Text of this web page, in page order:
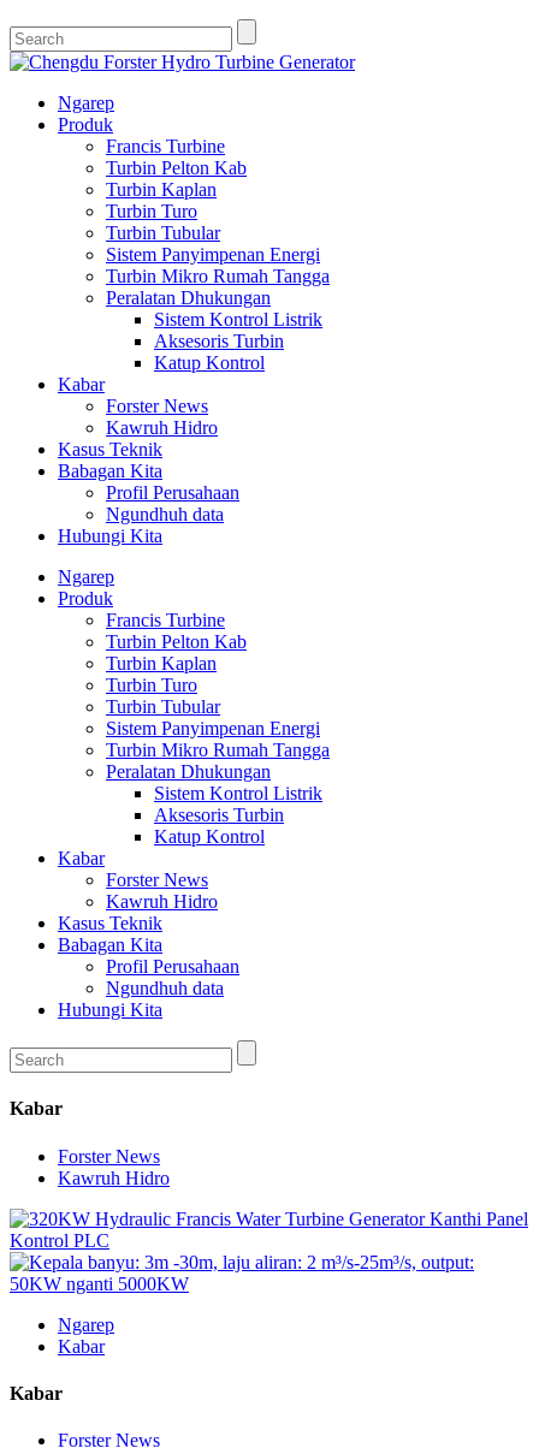
Ngarep
Produk
Francis Turbine
Turbin Pelton Kab
Turbin Kaplan
Turbin Turo
Turbin Tubular
Sistem Panyimpenan Energi
Turbin Mikro Rumah Tangga
Peralatan Dhukungan
Sistem Kontrol Listrik
Aksesoris Turbin
Katup Kontrol
Kabar
Forster News
Kawruh Hidro
Kasus Teknik
Babagan Kita
Profil Perusahaan
Ngundhuh data
Hubungi Kita
Ngarep
Produk
Francis Turbine
Turbin Pelton Kab
Turbin Kaplan
Turbin Turo
Turbin Tubular
Sistem Panyimpenan Energi
Turbin Mikro Rumah Tangga
Peralatan Dhukungan
Sistem Kontrol Listrik
Aksesoris Turbin
Katup Kontrol
Kabar
Forster News
Kawruh Hidro
Kasus Teknik
Babagan Kita
Profil Perusahaan
Ngundhuh data
Hubungi Kita
Kabar
Forster News
Kawruh Hidro
Ngarep
Kabar
Kabar
Forster News